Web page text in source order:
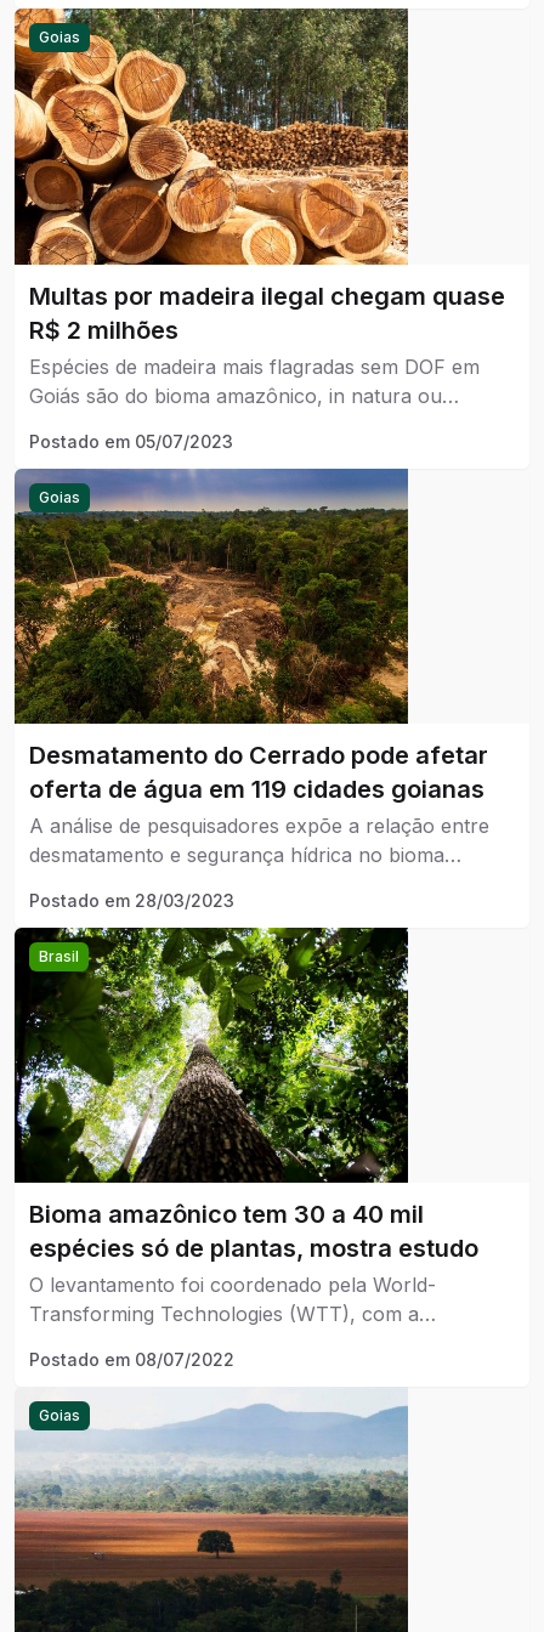
Goias
Multas por madeira ilegal chegam quase
R$ 2 milhões
Espécies de madeira mais flagradas sem DOF em
Goiás são do bioma amazônico, in natura ou
Postado em 05/07/2023
Goias
Desmatamento do Cerrado pode afetar
oferta de água em 119 cidades goianas
A análise de pesquisadores expõe a relação entre
desmatamento e segurança hídrica no bioma
Postado em 28/03/2023
Brasil
Bioma amazônico tem 30 a 40 mil
espécies só de plantas, mostra estudo
O levantamento foi coordenado pela World-
Transforming Technologies (WTT), com a
artigos científicos publicados nos últimos cinco anos
na base internacional de periódicos Web of Science.
Postado em 08/07/2022
Goias